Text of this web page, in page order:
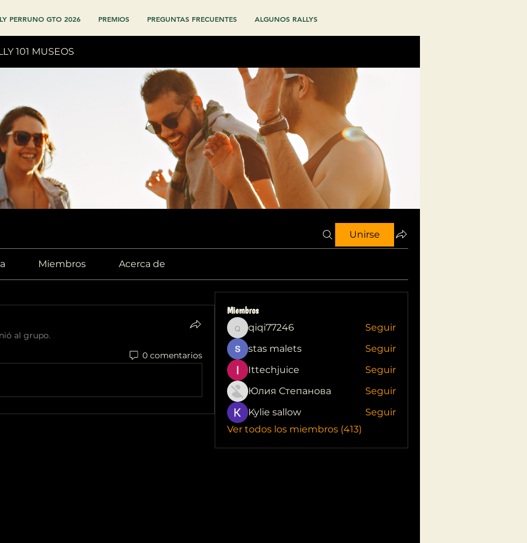
PERRUNO GTO 2026 PREMIOS PREGUNTAS FRECUENTES ALGUNOS RALLYS
101 MUSEOS
Unirse
Miembros Acerca de
al grupo.
0 comentarios
Miembros
qiqi77246
qiqi77246
Seguir
stas malets
Seguir
Ittechjuice
Seguir
Юлия Степанова
Seguir
Kylie sallow
Seguir
Ver todos los miembros (413)